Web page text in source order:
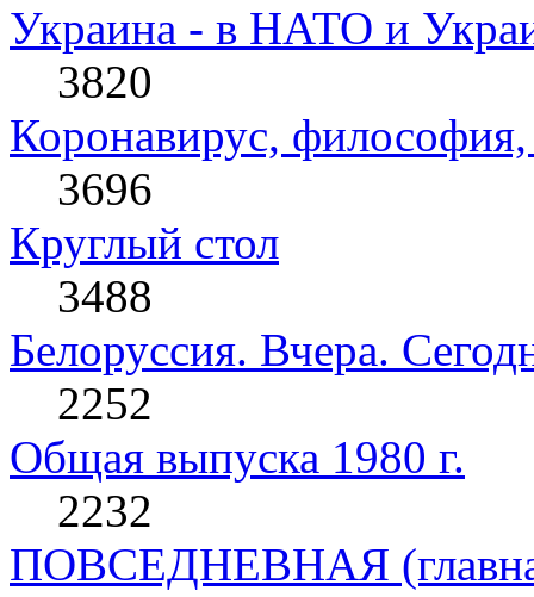
Украина - в НАТО и
3820
Коронавирус, философия,
3696
Круглый стол
3488
Белоруссия. Вчера.
2252
Общая выпуска 1980 г.
2232
ПОВСЕДНЕВНАЯ